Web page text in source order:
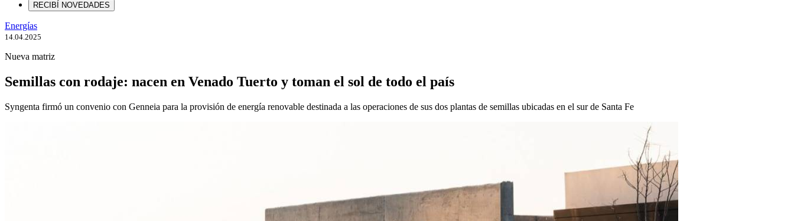
RECIBÍ NOVEDADES
Energías
14.04.2025
Nueva matriz
Semillas con rodaje: nacen en Venado Tuerto y toman el sol de todo el país
Syngenta firmó un convenio con Genneia para la provisión de energía renovable destinada a las operaciones de sus dos plantas de semillas ubicadas en el sur de Santa Fe